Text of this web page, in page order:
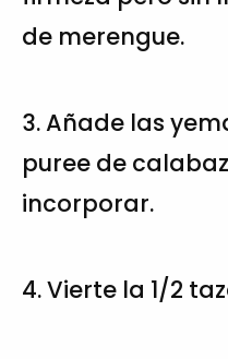
de merengue.
3. Añade las
puree de
incorporar.
4. Vierte la 1/2